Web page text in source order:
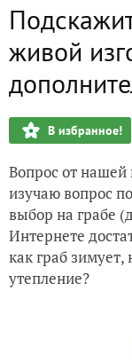
живой
В избранное!
Вопрос от
изучаю вопрос
выбор на грабе
Интернете
как граб
утепление?